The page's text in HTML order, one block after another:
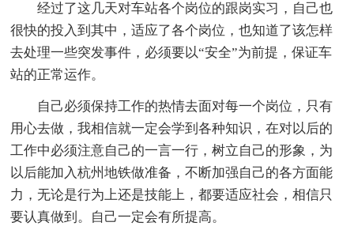
经过了这几天对车站各个岗位的跟岗实习，自己也
很快的投入到其中，适应了各个岗位，也知道了该怎样
去处理一些突发事件，必须要以“安全”为前提，保证车
站的正常运作。
自己必须保持工作的热情去面对每一个岗位，只有
用心去做，我相信就一定会学到各种知识，在对以后的
工作中必须注意自己的一言一行，树立自己的形象，为
以后能加入杭州地铁做准备，不断加强自己的各方面能
力，无论是行为上还是技能上，都要适应社会，相信只
要认真做到。自己一定会有所提高。